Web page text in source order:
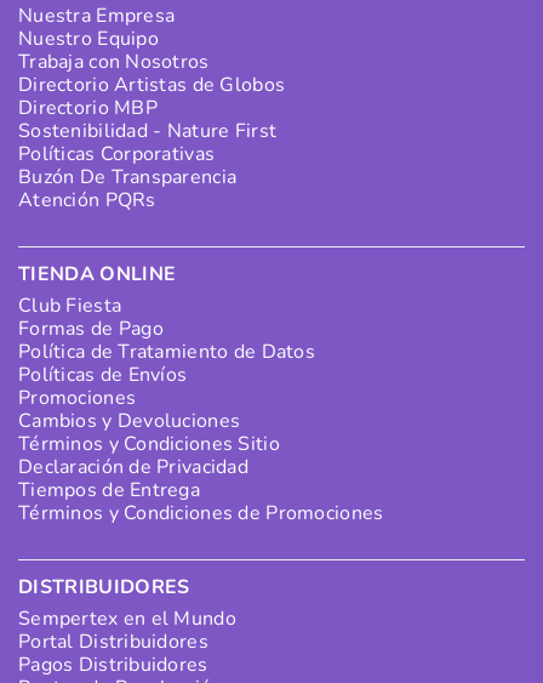
Nuestra Empresa
Nuestro Equipo
Trabaja con Nosotros
Directorio Artistas de Globos
Directorio MBP
Sostenibilidad - Nature First
Políticas Corporativas
Buzón De Transparencia
Atención PQRs
TIENDA ONLINE
Club Fiesta
Formas de Pago
Política de Tratamiento de Datos
Políticas de Envíos
Promociones
Cambios y Devoluciones
Términos y Condiciones Sitio
Declaración de Privacidad
Tiempos de Entrega
Términos y Condiciones de Promociones
DISTRIBUIDORES
Sempertex en el Mundo
Portal Distribuidores
Pagos Distribuidores